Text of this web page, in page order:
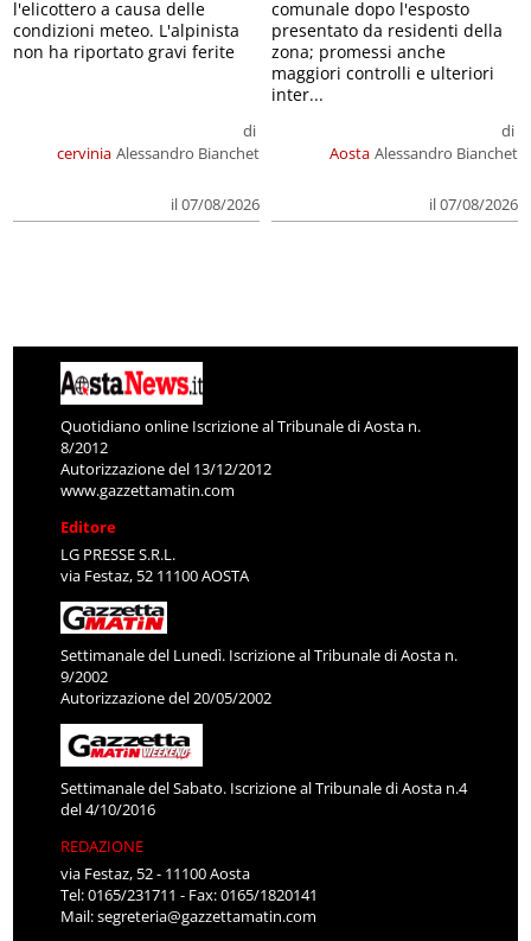
cervinia
di
Alessandro Bianchet
il 07/08/2026
l'elicottero a causa delle
condizioni meteo. L'alpinista
non ha riportato gravi ferite
Aosta
di
Alessandro Bianchet
il 07/08/2026
comunale dopo l'esposto
presentato da residenti della
zona; promessi anche
maggiori controlli e ulteriori
inter...
Quotidiano online Iscrizione al Tribunale di Aosta n.
8/2012
Autorizzazione del 13/12/2012
www.gazzettamatin.com
Editore
LG PRESSE S.R.L.
via Festaz, 52 11100 AOSTA
Settimanale del Lunedì. Iscrizione al Tribunale di Aosta n.
9/2002
Autorizzazione del 20/05/2002
Settimanale del Sabato. Iscrizione al Tribunale di Aosta n.4
del 4/10/2016
REDAZIONE
via Festaz, 52 - 11100 Aosta
Tel: 0165/231711 - Fax: 0165/1820141
Mail:segreteria@gazzettamatin.com